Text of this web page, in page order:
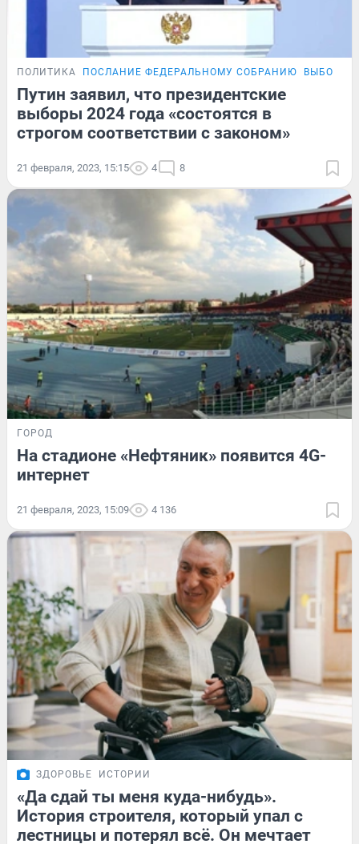
ПОЛИТИКА ПОСЛАНИЕ ФЕДЕРАЛЬНОМУ СОБРАНИЮ ВЫБОРЫ
Путин заявил, что президентские
выборы 2024 года «состоятся в
строгом соответствии с законом»
21 февраля, 2023, 15:15 4 8
ГОРОД
На стадионе «Нефтяник» появится 4G-
интернет
21 февраля, 2023, 15:09 4 136
ЗДОРОВЬЕ ИСТОРИИ
«Да сдай ты меня куда-нибудь».
История строителя, который упал с
лестницы и потерял всё. Он мечтает